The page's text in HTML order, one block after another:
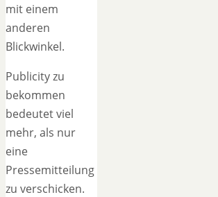
mit einem
anderen
Blickwinkel.
Publicity zu
bekommen
bedeutet viel
mehr, als nur
eine
Pressemitteilung
zu verschicken.